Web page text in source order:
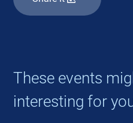
These events
interesting for